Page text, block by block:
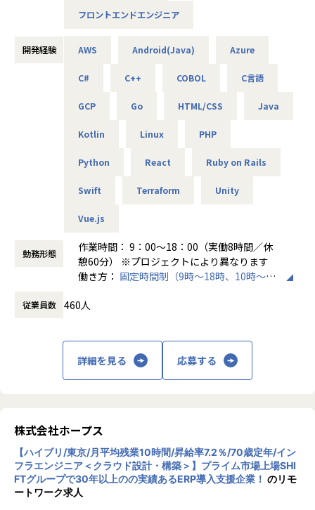
└日常的に連絡しやすく、安心して話せる関係性を構築。
・トラブル時は当日中に対応
・勉強会・交流会を年2回実施
【業務の変更の範囲】
会社の定める範囲
現場には教育担当がつき、月1回の面談やチャット相談も実
にも柔軟に対応しています。
◆マネジメントにも挑戦したい方へ
回の面談を通じて方向性を確認しながら、段階的にマネジメ
ら活躍している社員も多数。女性管理職も在籍しており、年
齢や性別を問わずフェアに評価される環境です。
＜チーム組織構成＞
入社後は原則2名以上のチームに配属されるため、一人現場
や丸投げはないです。
また、経験値に応じて先輩がフォローに入り、定例MTGやチ
95％（2024年8月時点／1年以内）
▼開発系
・オンラインヨガプラットフォームの要件定義・設計（Rub
y／Vue／AWS）
・自社ECサイトの新規立ち上げ（要件定義～運用／TypeScr
ipt、GCP）
フロントエンドエンジニア
開発経験 AWS Android(Java) Azure
C# C++ COBOL C言語
GCP Go HTML/CSS Java
Kotlin Linux PHP
Python React Ruby on Rails
Swift Terraform Unity
Vue.js
勤務形態
作業時間： 9：00～18：00（実働8時間／休
憩60分） ※プロジェクトにより異なります
働き方： 固定時間制（9時～18時、10時～19
時間外労働の有無： 有（月平均20時間）
従業員数 460人
詳細を見る 応募する
株式会社ホープス
【ハイブリ/東京/月平均残業10時間/昇給率7.2％/70歳定年/イン
フラエンジニア＜クラウド設計・構築＞】プライム市場上場SHI
FTグループで30年以上のの実績あるERP導入支援企業！ のリモ
ートワーク求人